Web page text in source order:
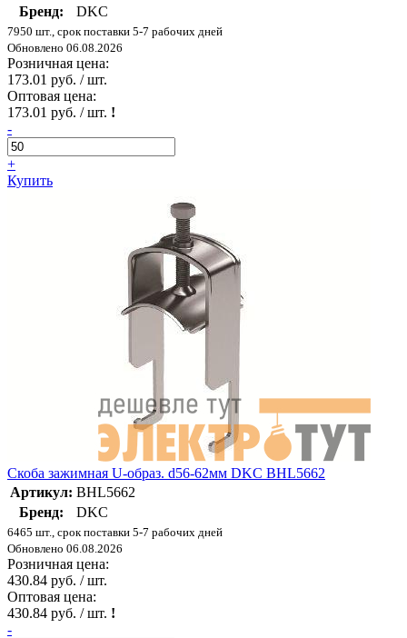
Бренд:
DKC
7950 шт., срок поставки 5-7 рабочих дней
Обновлено 06.08.2026
Розничная цена:
173.01 руб. / шт.
Оптовая цена:
173.01 руб. / шт. !
-
+
Купить
Скоба зажимная U-образ. d56-62мм DKC BHL5662
Артикул: BHL5662
Бренд:
DKC
6465 шт., срок поставки 5-7 рабочих дней
Обновлено 06.08.2026
Розничная цена:
430.84 руб. / шт.
Оптовая цена:
430.84 руб. / шт. !
-